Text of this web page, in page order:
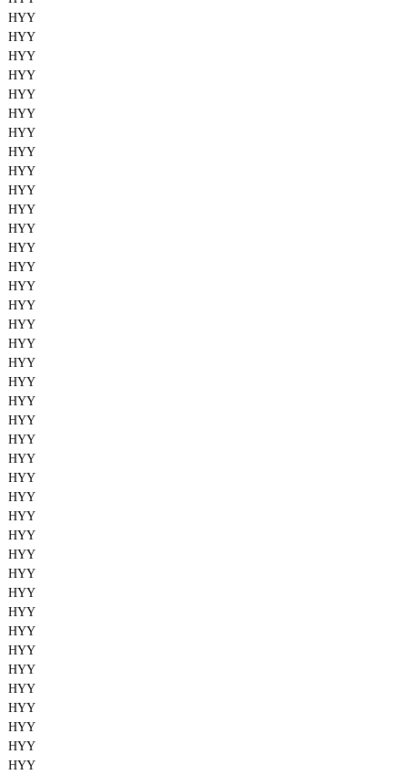
HYY
HYY
HYY
HYY
HYY
HYY
HYY
HYY
HYY
HYY
HYY
HYY
HYY
HYY
HYY
HYY
HYY
HYY
HYY
HYY
HYY
HYY
HYY
HYY
HYY
HYY
HYY
HYY
HYY
HYY
HYY
HYY
HYY
HYY
HYY
HYY
HYY
HYY
HYY
HYY